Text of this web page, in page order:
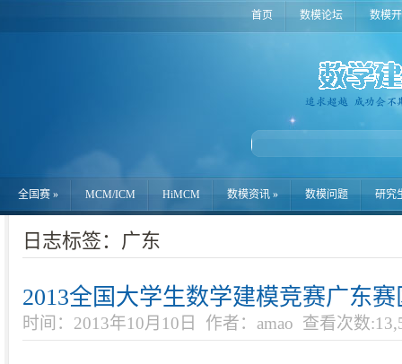
首页 数模论坛 数模
全国赛 » MCM/ICM HiMCM 数模资讯 » 数模问题 研究
日志标签：广东
2013全国大学生数学建模竞赛广东
时间：2013年10月10日 作者：amao 查看次数